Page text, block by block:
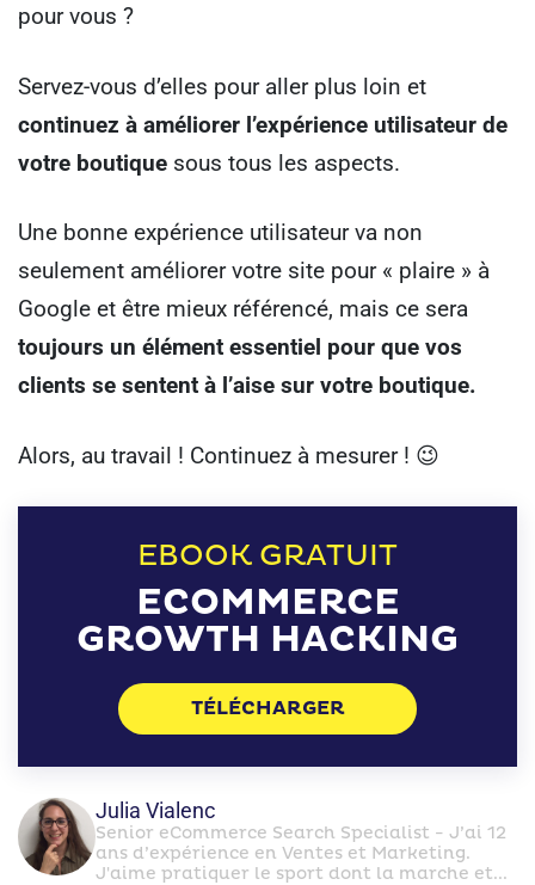
pour vous ?
Servez-vous d’elles pour aller plus loin et
continuez à améliorer l’expérience utilisateur de
votre boutique sous tous les aspects.
Une bonne expérience utilisateur va non
seulement améliorer votre site pour « plaire » à
Google et être mieux référencé, mais ce sera
toujours un élément essentiel pour que vos
clients se sentent à l’aise sur votre boutique.
Alors, au travail ! Continuez à mesurer ! 😉
EBOOK GRATUIT
ECOMMERCE
GROWTH HACKING
TÉLÉCHARGER
Julia Vialenc
Senior eCommerce Search Specialist - J’ai 12
ans d’expérience en Ventes et Marketing.
J'aime pratiquer le sport dont la marche et...